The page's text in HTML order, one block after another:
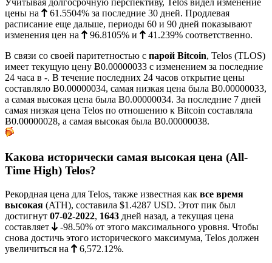
Учитывая долгосрочную перспективу, Telos видел изменение
цены на
61.5504% за последние 30 дней. Продлевая
расписание еще дальше, периоды 60 и 90 дней показывают
изменения цен на
96.8105% и 41.239% соответственно.
В связи со своей паритетностью с парой Bitcoin, Telos (TLOS)
имеет текущую цену Ƀ0.00000033 с изменением за последние
24 часа в -. В течение последних 24 часов открытие цены
составляло Ƀ0.00000034, самая низкая цена была Ƀ0.00000033,
а самая высокая цена была Ƀ0.00000034. За последние 7 дней
самая низкая цена Telos по отношению к Bitcoin составляла
Ƀ0.00000028, а самая высокая была Ƀ0.00000038.
Какова исторически самая высокая цена (All-
Time High) Telos?
Рекордная цена для Telos, также известная как все время
высокая (ATH), составила $1.4287 USD. Этот пик был
достигнут 07-02-2022, 1643 дней назад, а текущая цена
составляет
-98.50% от этого максимального уровня. Чтобы
снова достичь этого исторического максимума, Telos должен
увеличиться на
6,572.12%.